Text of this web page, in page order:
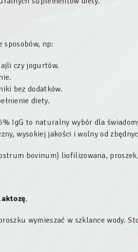
sposobów, np:
czy jogurtów.
bez dodatków.
diety.
IgG to naturalny wybór dla
wysokiej jakości i wolny od
bovinum) liofilizowana,
.
wymieszać w szklance wody.